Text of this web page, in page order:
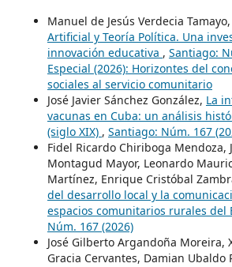
Manuel de Jesús Verdecia Tamayo,
Artificial y Teoría Política. Una
innovación educativa , Santiago:
Especial (2026): Horizontes del
sociales al servicio comunitario
José Javier Sánchez González, La
vacunas en Cuba: un análisis
(siglo XIX) , Santiago: Núm. 167
Fidel Ricardo Chiriboga Mendoza,
Montagud Mayor, Leonardo
Martínez, Enrique Cristóbal
del desarrollo local y la
espacios comunitarios rurales del
Núm. 167 (2026)
José Gilberto Argandoña Moreira,
Gracia Cervantes, Damian Ubaldo